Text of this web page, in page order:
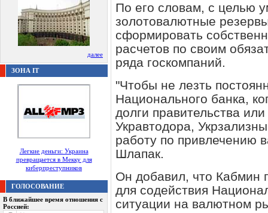
далее
ЗОНА IT
Легкие деньги: Украина
превращается в Мекку для
киберпреступников
ГОЛОСОВАНИЕ
В ближайшее время отношения с
Россией:
По его словам, с целью
золотовалютные
сформировать
расчетов по своим
ряда госкомпаний.
"Чтобы не лезть
Национального банка,
долги правительства
Укравтодора,
работу по привлечению
Шлапак.
Он добавил, что Кабмин
для содействия
ситуации на валютном